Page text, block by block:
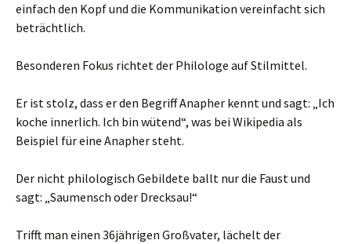
einfach den Kopf und die Kommunikation vereinfacht sich
beträchtlich.
Besonderen Fokus richtet der Philologe auf Stilmittel.
Er ist stolz, dass er den Begriff Anapher kennt und sagt: „Ich
koche innerlich. Ich bin wütend“, was bei Wikipedia als
Beispiel für eine Anapher steht.
Der nicht philologisch Gebildete ballt nur die Faust und
sagt: „Saumensch oder Drecksau!“
Trifft man einen 36jährigen Großvater, lächelt der